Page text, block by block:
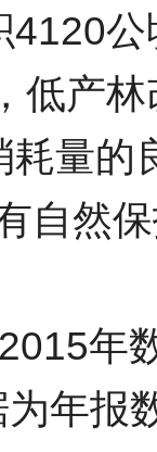
4120
低产
量的
自然
年
年报